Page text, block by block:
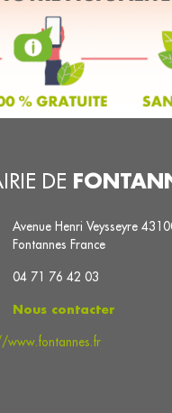
DE
Avenue Henri Veysseyre
Fontannes France
04 71 76 42 03
Nous contacter
www.fontannes.fr